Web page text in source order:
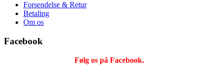
Forsendelse & Retur
Betaling
Om os
Facebook
Følg os på Facebook.